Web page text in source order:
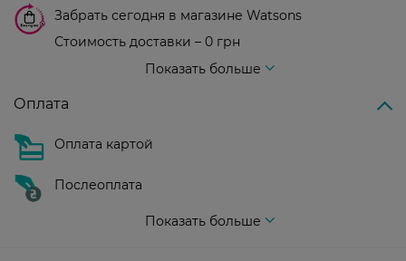
Забрать сегодня в магазине Watsons
Стоимость доставки – 0 грн
Показать больше
Оплата
Оплата картой
Послеоплата
Показать больше